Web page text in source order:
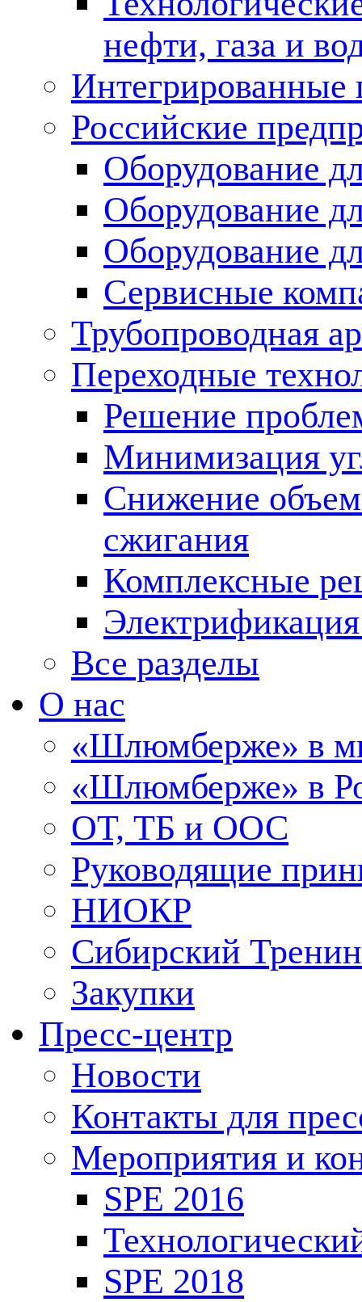
нефти, газа и
Российские
Оборудование
Оборудование
Оборудование
Сервисные
Трубопроводная
Переходные
Решение
Минимизация
Снижение
сжигания
Комплексные
Все разделы
О нас
«Шлюмберже» в
«Шлюмберже» в
ОТ, ТБ и ООС
Руководящие
НИОКР
Сибирский
Закупки
Пресс-центр
Новости
Контакты для
Мероприятия и
SPE 2016
SPE 2018